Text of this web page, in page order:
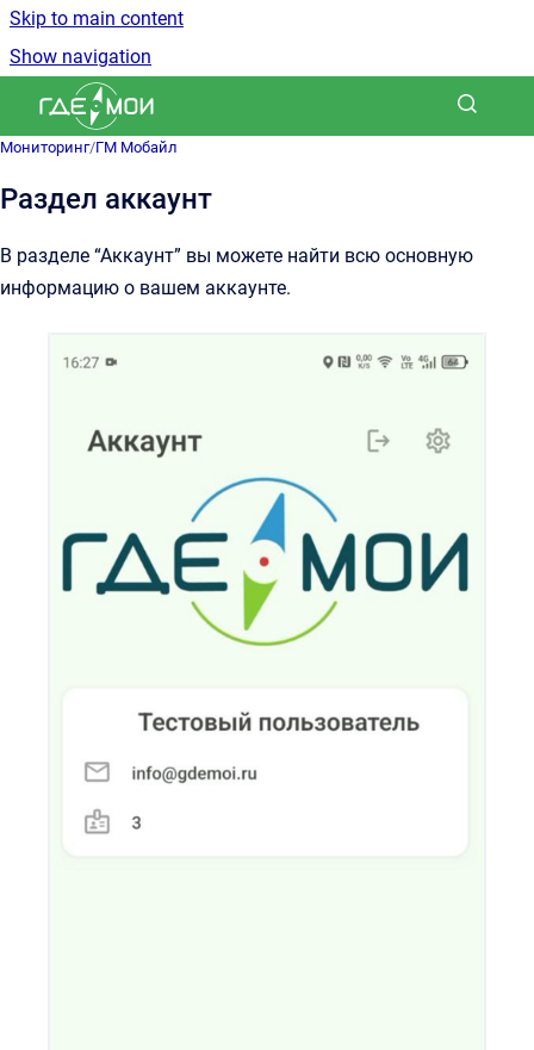
Skip to main content
Show navigation
Go to homepage
Мониторинг/ГМ Мобайл
Раздел аккаунт
В разделе “Аккаунт” вы можете найти всю основную
информацию о вашем аккаунте.